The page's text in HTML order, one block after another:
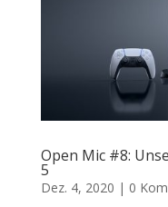
Open Mic #8:
5
Dez. 4, 2020 | 0